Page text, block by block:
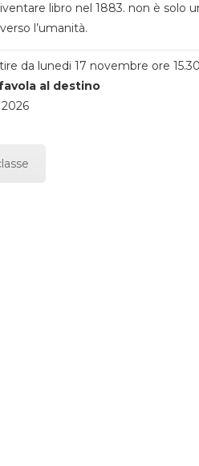
libro nel 1883. non è solo
l’umanità.
da lunedi 17 novembre ore 15.30
al destino